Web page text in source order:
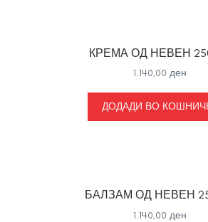
КРЕМА ОД НЕВЕН
1.140,00 ден
ДОДАДИ ВО
БАЛЗАМ ОД НЕВЕН
1.140,00 ден